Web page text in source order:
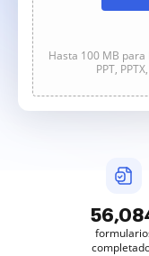
Hasta 100 MB para
PPT,